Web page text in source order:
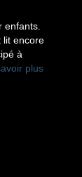
enfants.
lit encore
à
plus